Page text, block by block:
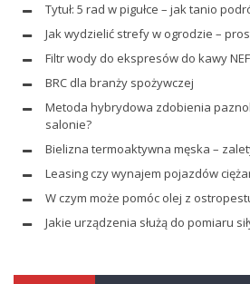
Tytuł: 5 rad w pigułce – jak tanio
Jak wydzielić strefy w ogrodzie –
Filtr wody do ekspresów do kawy
BRC dla branży spożywczej
Metoda hybrydowa zdobienia
salonie?
Bielizna termoaktywna męska –
Leasing czy wynajem pojazdów
W czym może pomóc olej z
Jakie urządzenia służą do pomiaru